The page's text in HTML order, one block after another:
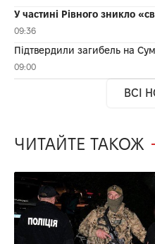
У частині Рівного зникло
09:36
Підтвердили загибель на
09:00
ВСІ
ЧИТАЙТЕ ТАКОЖ